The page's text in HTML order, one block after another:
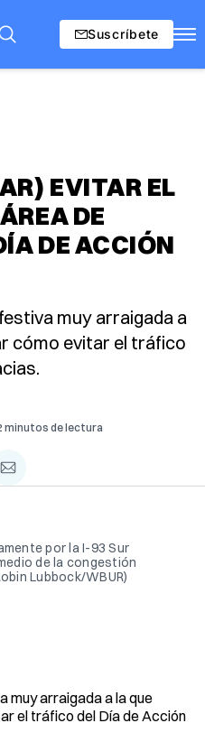
Suscríbete
EVITAR EL
DE
DE ACCIÓN
muy arraigada a
cómo evitar el tráfico
minutos de lectura
Compartir
via
por la I-93 Sur
de la congestión
Lubbock/WBUR)
muy arraigada a la que
el tráfico del Día de Acción